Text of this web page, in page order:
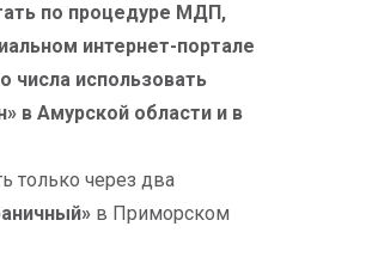
по процедуре МДП,
интернет-портале
числа использовать
в Амурской области и в
только через два
в Приморском